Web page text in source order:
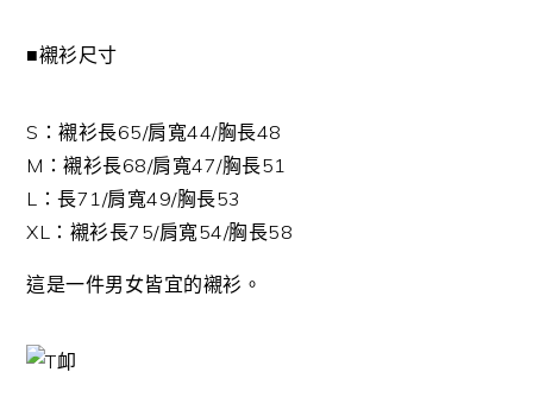
■襯衫尺寸
S：襯衫長65/肩寬44/胸長48
M：襯衫長68/肩寬47/胸長51
L：長71/肩寬49/胸長53
XL：襯衫長75/肩寬54/胸長58
這是一件男女皆宜的襯衫。